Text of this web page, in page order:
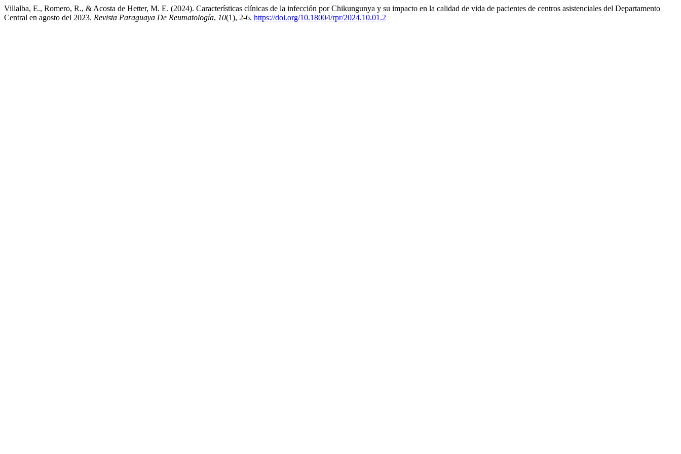
Villalba, E., Romero, R., & Acosta de Hetter, M. E. (2024). Características clínicas de la infección por Chikungunya y su impacto en la calidad de vida de pacientes de centros asistenciales del Departamento
Central en agosto del 2023. Revista Paraguaya De Reumatología, 10(1), 2-6. https://doi.org/10.18004/rpr/2024.10.01.2